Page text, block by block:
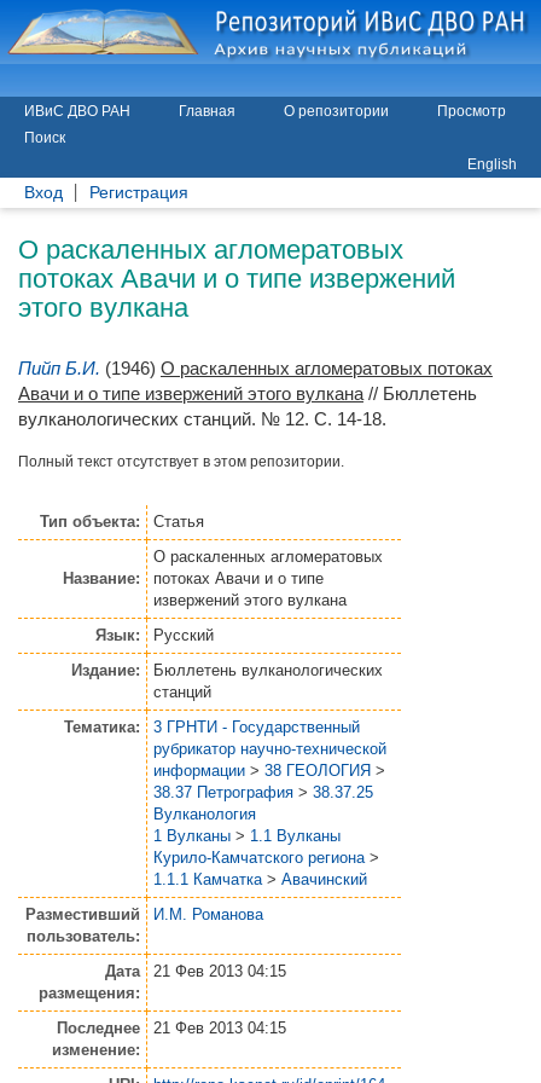
ИВиС ДВО РАН Главная О репозитории
Просмотр
Поиск
English
Вход Регистрация
О раскаленных агломератовых
потоках Авачи и о типе извержений
этого вулкана
Пийп Б.И. (1946) О раскаленных агломератовых потоках
Авачи и о типе извержений этого вулкана // Бюллетень
вулканологических станций. № 12. С. 14-18.
Полный текст отсутствует в этом репозитории.
Тип объекта: Статья
Название:
О раскаленных агломератовых
потоках Авачи и о типе
извержений этого вулкана
Язык:
Русский
Издание:
Бюллетень вулканологических
станций
Тематика:
3 ГРНТИ - Государственный
рубрикатор научно-технической
информации > 38 ГЕОЛОГИЯ >
38.37 Петрография > 38.37.25
Вулканология
1 Вулканы > 1.1 Вулканы
Курило-Камчатского региона >
1.1.1 Камчатка > Авачинский
Разместивший
пользователь:
И.М. Романова
Дата
размещения:
21 Фев 2013 04:15
Последнее
изменение:
21 Фев 2013 04:15